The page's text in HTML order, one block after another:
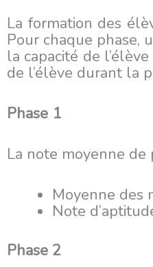
La formation des
Pour chaque phase,
la capacité de
de l’élève durant la
Phase 1
La note moyenne de
Moyenne des
Note
Phase 2